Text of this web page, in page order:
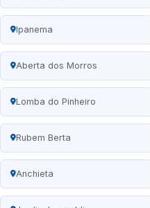
Ipanema
Aberta dos Morros
Lomba do Pinheiro
Rubem Berta
Anchieta